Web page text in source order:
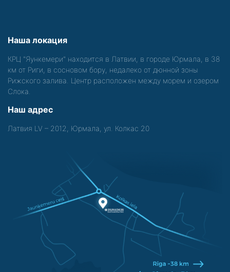
Наша локация
КРЦ "Яункемери" находится в Латвии, в городе Юрмала, в 38
км от Риги, в сосновом бору, недалеко от дюнной зоны
Рижского залива. Центр расположен между морем и озером
Слока.
Наш адрес
Латвия LV – 2012, Юрмала, ул. Колкас 20